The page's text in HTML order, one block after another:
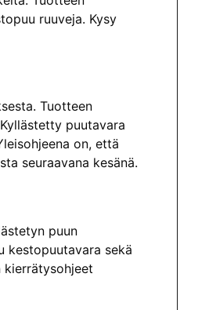
ruuveja. Kysy
Tuotteen
Kyllästetty puutavara
on, että
seuraavana kesänä.
puun
kestopuutavara sekä
kierrätysohjeet